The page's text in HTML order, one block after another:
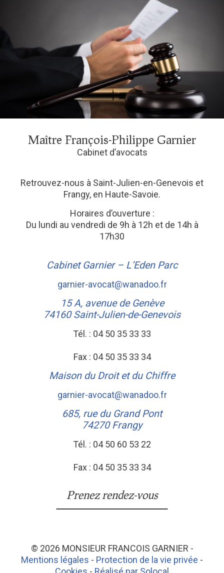
Maître François-Philippe Garnier
Cabinet d’avocats
Retrouvez-nous à Saint-Julien-en-Genevois et
Frangy, en Haute-Savoie.
Horaires d’ouverture :
Du lundi au vendredi de 9h à 12h et de 14h à
17h30
Cabinet Garnier – L’Eden Parc
garnier-avocat@wanadoo.fr
15 A, avenue de Genève
74160 Saint-Julien-de-Genevois
Tél. : 04 50 35 33 33
Fax : 04 50 35 33 34
Maison du Droit et du Chiffre
garnier-avocat@wanadoo.fr
685, rue du Grand Pont
74270 Frangy
Tél. : 04 50 60 53 22
Fax : 04 50 35 33 34
Prenez rendez-vous
© 2026 MONSIEUR FRANCOIS GARNIER -
Mentions légales - Protection de la vie privée -